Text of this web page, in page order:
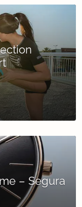
– Segura